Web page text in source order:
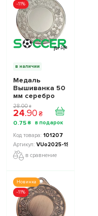
-11%
в наличии
Медаль
Вышиванка 50
мм серебро
28.00 ₴
24.90 ₴
0.75 ₴
101207
VUo2025-1S
в сравнение
Новинка
-11%